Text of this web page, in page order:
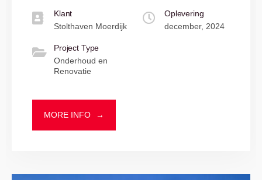
Klant
Stolthaven Moerdijk
Oplevering
december, 2024
Project Type
Onderhoud en
Renovatie
MORE INFO →